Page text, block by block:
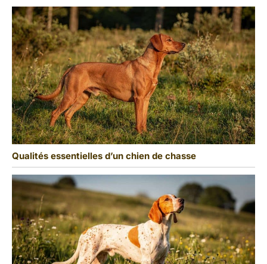
Qualités essentielles d’un chien de chasse